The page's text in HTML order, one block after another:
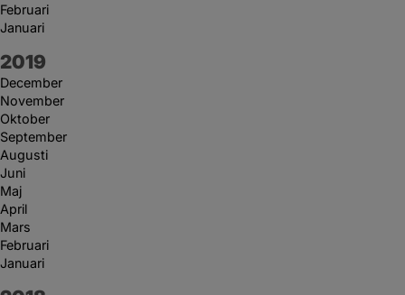
Februari
Januari
År:
2019
December
November
Oktober
September
Augusti
Juni
Maj
April
Mars
Februari
Januari